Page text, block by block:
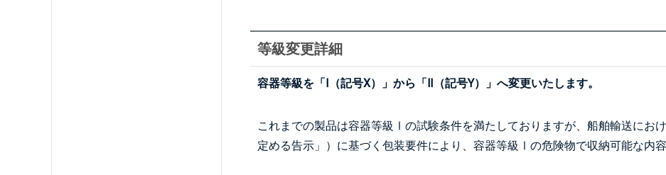
等級変更詳細
容器等級を「Ⅰ（記号X）」から「Ⅱ（記号Y）」へ変更いたします。
これまでの製品は容器等級Ⅰの試験条件を満たしておりますが、船舶輸送にお
定める告示」）に基づく包装要件により、容器等級Ⅰの危険物で収納可能な内